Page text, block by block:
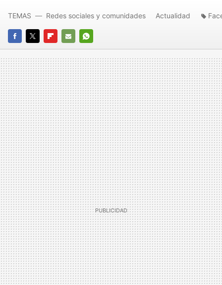
FACEBOOK
TWITTERFLIPBOARD
E-
MAIL
WHATSAPP
TEMAS Redes sociales y comunidades Actualidad